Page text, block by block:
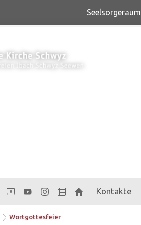
Seelsorgeraum
8 Kontakte
Wortgottesfeier